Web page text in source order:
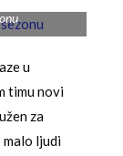
u
timu novi
za
malo ljudi